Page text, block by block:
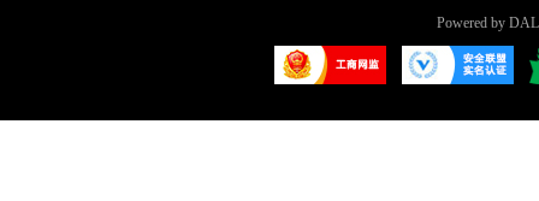
Powered by